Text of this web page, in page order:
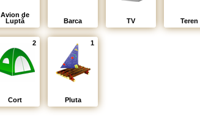
Avion de
Luptă
Barca TV Teren
2
Cort
1
Pluta